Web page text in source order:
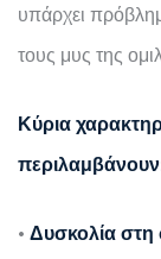
υπάρχει
τους μυς της
Κύρια
• Δυσκολία